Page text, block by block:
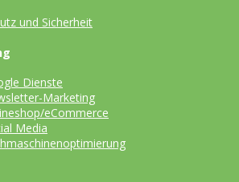
und Sicherheit
Dienste
Marketing
eCommerce
Media